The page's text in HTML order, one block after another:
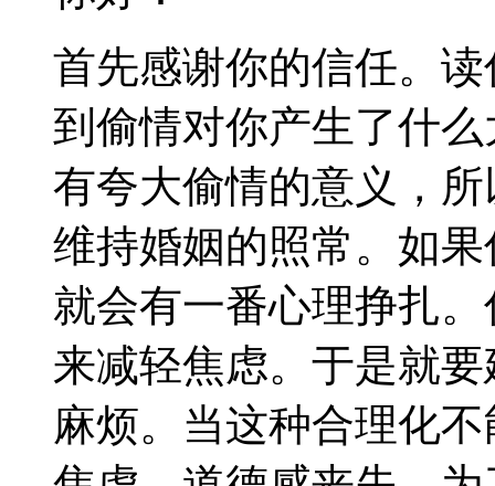
首先感谢你的信任。
到偷情对你产生了什
有夸大偷情的意义，
维持婚姻的照常。如
就会有一番心理挣扎
来减轻焦虑。于是就
麻烦。当这种合理化